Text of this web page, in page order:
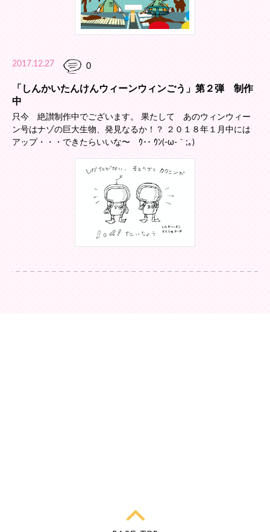
2017.12.27 0
「しんかいたんけんウィーンウィンごう」第２弾 制作
中
只今 絶讃制作中でございます。 果たして あのウィンウィー
ン号はナゾの巨大生物、発見なるか！？ ２０１８年１月中には
アップ・・・できたらいいな〜 ｳ･･ ｳﾝ(-ω-｀;｡)